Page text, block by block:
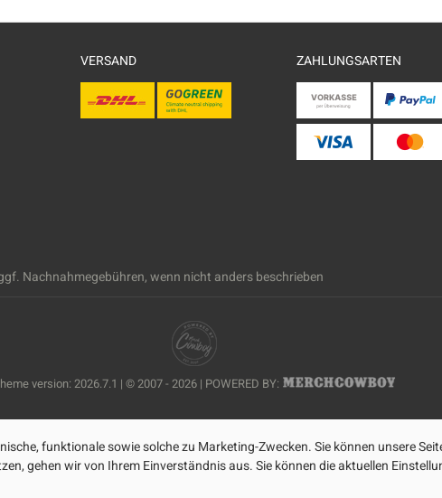
VERSAND ZAHLUNGSARTEN
Nachnahmegebühren, wenn nicht anders beschrieben
version: 2026.7.1 | © 2007 - 2026 | POWERED BY:
funktionale sowie solche zu Marketing-Zwecken. Sie können unsere
gehen wir von Ihrem Einverständnis aus. Sie können die aktuellen